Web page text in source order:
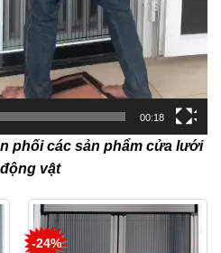
00:18
phối các sản phẩm cửa lưới
vật
-24%